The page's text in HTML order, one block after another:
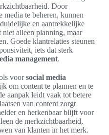
Door
te beheren, kunnen
en aantrekkelijke
alleen planning, maar
Goede klantrelaties steunen
iets dat sterk
management.
voorsocial media
om content te plannen en te
aanpak leidt vaak tot betere
van content zorgt
en herkenbaar blijft voor
de merkzichtbaarheid,
van klanten in het merk.